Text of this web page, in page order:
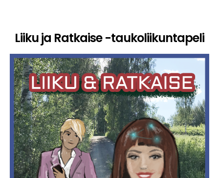
Liiku ja Ratkaise -taukoliikuntapeli